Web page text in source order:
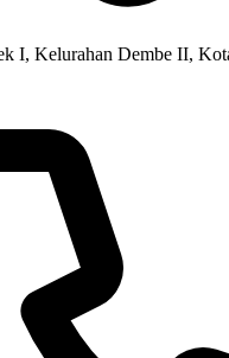
I, Kelurahan Dembe II,